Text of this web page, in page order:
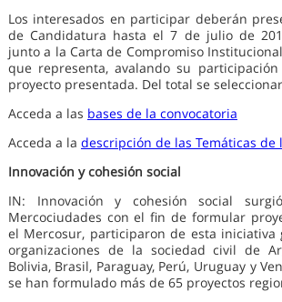
Los interesados en participar deberán
de Candidatura hasta el 7 de julio de
junto a la Carta de Compromiso
que representa, avalando su
proyecto presentada. Del total se
Acceda a las bases de la convocatoria
Acceda a la descripción de las Temáticas de
Innovación y cohesión social
IN: Innovación y cohesión social
Mercociudades con el fin de formular
el Mercosur, participaron de esta iniciativa
organizaciones de la sociedad civil de
Bolivia, Brasil, Paraguay, Perú, Uruguay y
se han formulado más de 65 proyectos